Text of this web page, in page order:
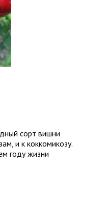
сорт вишни
и к коккомикозу.
году жизни